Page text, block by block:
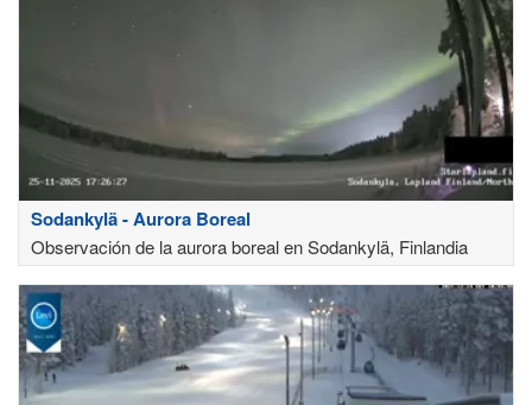
Sodankylä - Aurora Boreal
Observación de la aurora boreal en Sodankylä, Finlandia